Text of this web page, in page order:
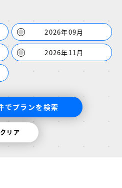
2026年09月
2026年11月
クリア
でプランを検索